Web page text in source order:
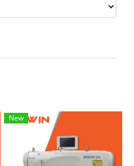
New